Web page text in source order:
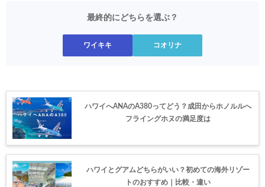
最終的にどちらを選ぶ？
ワイキキ コオリナ
ハワイへANAのA380ってどう？成田からホノルルへ
フライングホヌの満足度は
ハワイとグアムどちらがいい？初めての海外リゾー
トのおすすめ｜比較・違い